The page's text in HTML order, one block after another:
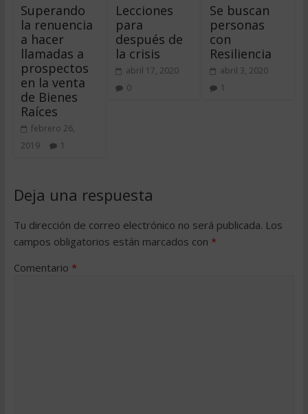
Superando
la renuencia
a hacer
llamadas a
prospectos
en la venta
de Bienes
Raíces
febrero 26,
2019
1
Lecciones
para
después de
la crisis
abril 17, 2020
0
Se buscan
personas
con
Resiliencia
abril 3, 2020
1
Deja una respuesta
Tu dirección de correo electrónico no será publicada. Los
campos obligatorios están marcados con *
Comentario *